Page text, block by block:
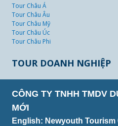
Tour Châu Á
Tour Châu Âu
Tour Châu Mỹ
Tour Châu Úc
Tour Châu Phi
TOUR DOANH NGHIỆP
CÔNG TY TNHH TMDV
MỚI
English: Newyouth Tourism